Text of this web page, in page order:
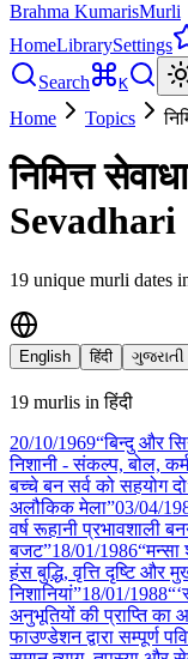
Brahma KumarisMurli
HomeLibrarySettings
Search
K
Home Topics
निमित्त
Sevadhari
19 unique murli dates
English हिंदी ગુજરાતી
19 murlis inहिंदी
20/10/1969“बिन्दु और
निशानी - संकल्प, बोल,
बच्चे बन सर्व को सहयोग
अलौकिक मेला”03/04/
वर्ष रूहानी प्रभावशाली
बजट”18/01/1986“मन्सा
हंस बुद्धि, वृत्ति दृष्टि और
निशानियां”18/01/1988
अनुभूतियों की प्राप्ति का
फाउण्डेशन द्वारा सम्पूर्ण